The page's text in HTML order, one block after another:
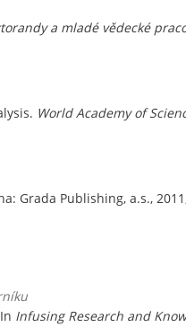
a mladé vědecké
World Academy of
Grada Publishing, a.s.,
Infusing Research and